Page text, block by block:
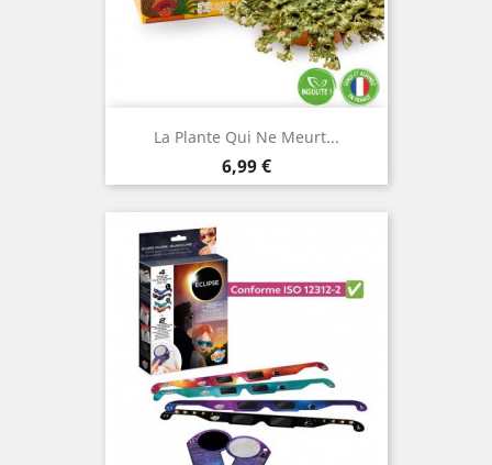
La Plante Qui Ne Meurt...
Prix
6,99 €